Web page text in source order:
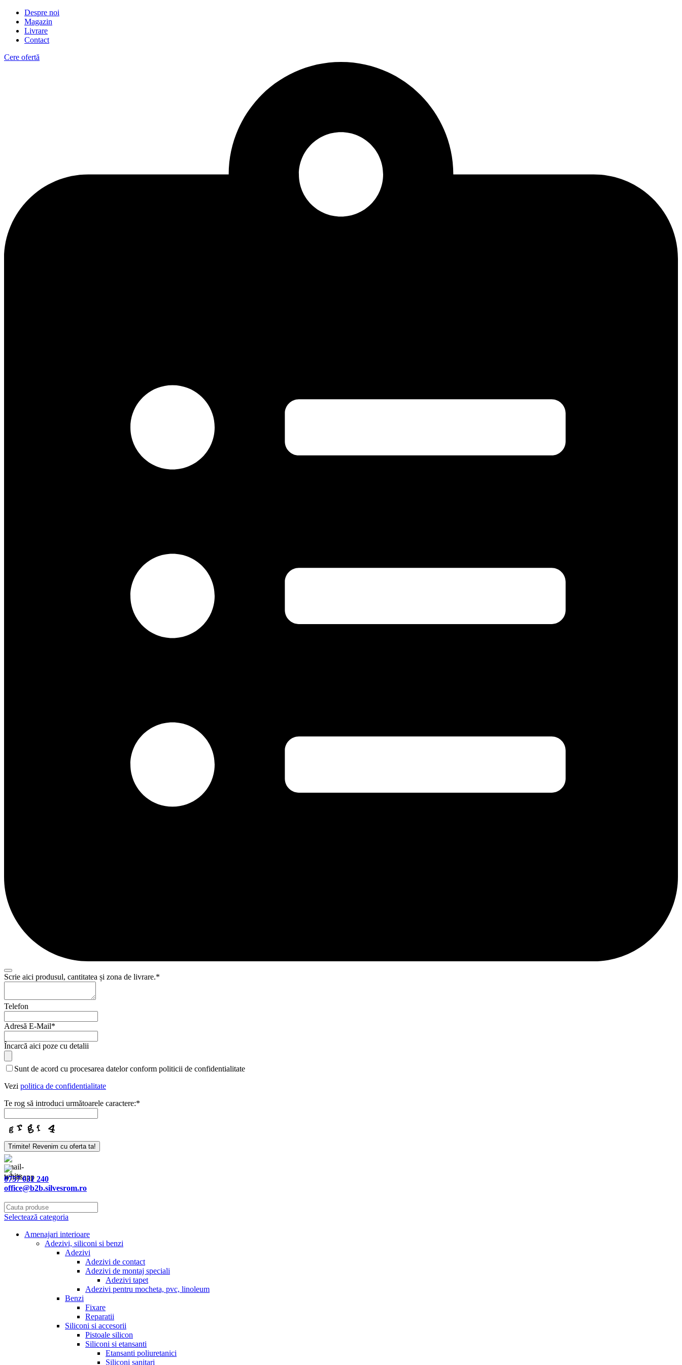
Despre noi
Magazin
Livrare
Contact
Cere ofertă
Scrie aici produsul, cantitatea și zona de livrare.*
Business
Telefon
Adresă E-Mail*
Încarcă aici poze cu detalii
Sunt de acord cu procesarea datelor conform politicii de confidentialitate
Vezi politica de confidentialitate
Te rog să introduci următoarele caractere:*
Trimite! Revenim cu oferta ta!
0757 031 240
office@b2b.silvesrom.ro
Selectează categoria
Amenajari interioare
Adezivi, siliconi si benzi
Adezivi
Adezivi de contact
Adezivi de montaj speciali
Adezivi tapet
Adezivi pentru mocheta, pvc, linoleum
Benzi
Fixare
Reparatii
Siliconi si accesorii
Pistoale silicon
Siliconi si etansanti
Etansanti poliuretanici
Siliconi sanitari